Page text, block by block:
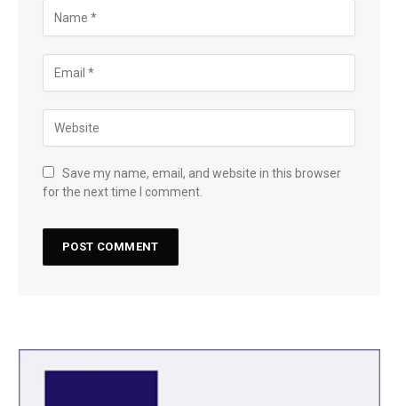
Save my name, email, and website in this browser
for the next time I comment.